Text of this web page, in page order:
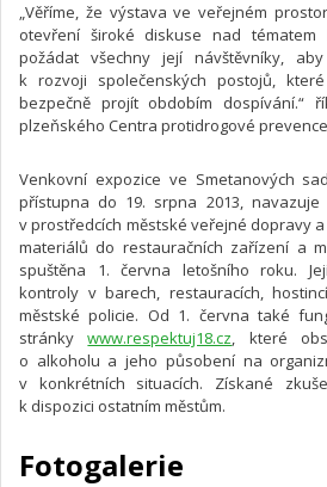
„Věříme, že výstava ve veřejném
otevření široké diskuse nad tématem
požádat všechny její návštěvníky,
k rozvoji společenských postojů,
bezpečně projít obdobím dospívání.“
plzeňského Centra protidrogové
Venkovní expozice ve Smetanových
přístupna do 19. srpna 2013,
v prostředcích městské veřejné dopravy
materiálů do restauračních zařízení a
spuštěna 1. června letošního roku.
kontroly v barech, restauracích,
městské policie. Od 1. června také
stránkywww.respektuj18.cz, které
o alkoholu a jeho působení na
v konkrétních situacích. Získané
k dispozici ostatním městům.
Fotogalerie